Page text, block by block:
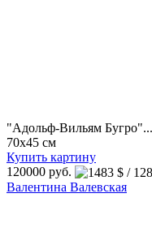
"Адольф-Вильям
70x45 см
Купить картину
120000 руб.
Валентина Валевская